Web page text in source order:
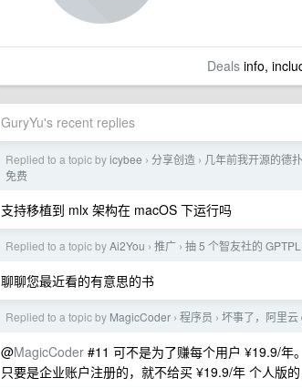
Dealsinfo,
GuryYu's recent replies
Replied to a topic byicybee › 分享创造 › 几年前我开源的德
免费
支持移植到 mlx 架构在 macOS 下运行吗
Replied to a topic byAi2You › 推广 › 抽 5 个智友社的
聊聊您最近看的有意思的书
Replied to a topic by MagicCoder › 程序员 › 坏事了，阿里云
@MagicCoder #11 可不是为了赚每个用户 ¥19.9/年。
只要是企业账户注册的，就不给买 ¥19.9/年 个人版